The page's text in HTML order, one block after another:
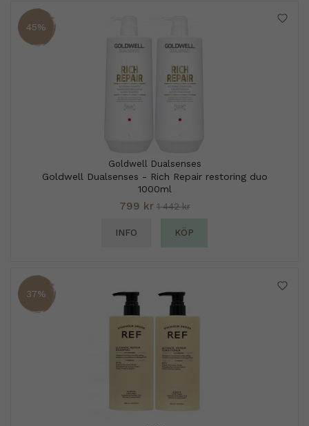
45%
Goldwell Dualsenses
Goldwell Dualsenses - Rich Repair restoring duo
1000ml
799 kr 1 442 kr
INFO KÖP
37%